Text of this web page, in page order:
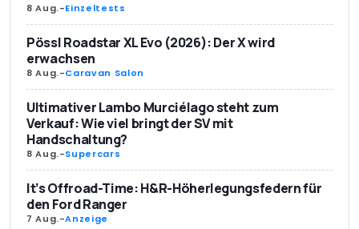
8 Aug.-Einzeltests
Pössl Roadstar XL Evo (2026): Der X wird
erwachsen
8 Aug.-Caravan Salon
Ultimativer Lambo Murciélago steht zum
Verkauf: Wie viel bringt der SV mit
Handschaltung?
8 Aug.-Supercars
It’s Offroad-Time: H&R-Höherlegungsfedern für
den Ford Ranger
7 Aug.-Anzeige